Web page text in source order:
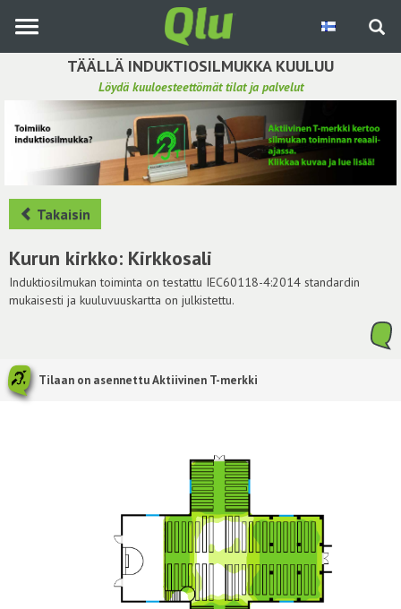
pääsisältöön
TÄÄLLÄ INDUKTIOSILMUKKA KUULUU
Löydä kuuloesteettömät tilat ja palvelut
Etsi induktiosilmukka
Tee ehdotus ja vaikuta kuulemiskokemukseen
Hae ehdotuksia
Käyttöohje
Yhteydenottopyyntö
Takaisin
Kurun kirkko: Kirkkosali
Induktiosilmukan toiminta on testattu IEC60118-4:2014 standardin
mukaisesti ja kuuluvuuskartta on julkistettu.
Tilaan on asennettu Aktiivinen T-merkki